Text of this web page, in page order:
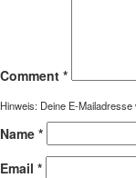
Comment *
Hinweis: Deine E-
Name *
Email *